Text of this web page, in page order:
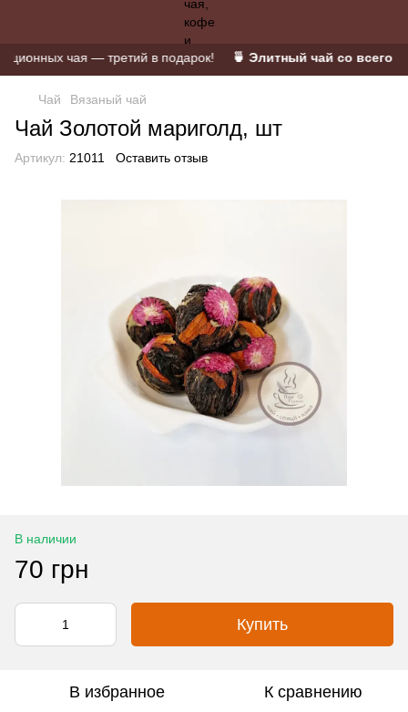
чая — третий в подарок! 🍵 Элитный чай со всего
Чай Вязаный чай
Чай Золотой мариголд, шт
Артикул: 21011 Оставить отзыв
В наличии
70 грн
Купить
В избранное К сравнению